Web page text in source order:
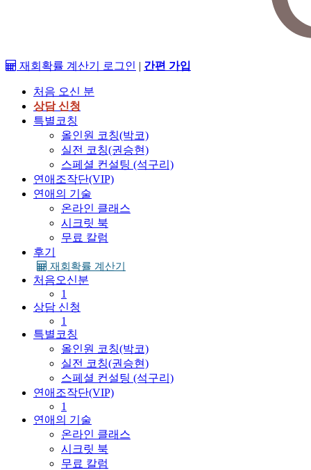
재회확률 계산기 로그인 | 간편 가입
처음 오신 분
상담 신청
특별코칭
올인원 코칭(박코)
실전 코칭(권승현)
스페셜 컨설팅 (석구리)
연애조작단(VIP)
연애의 기술
온라인 클래스
시크릿 북
무료 칼럼
후기
재회확률 계산기
처음오신분
1
상담 신청
1
특별코칭
올인원 코칭(박코)
실전 코칭(권승현)
스페셜 컨설팅 (석구리)
연애조작단(VIP)
1
연애의 기술
온라인 클래스
시크릿 북
무료 칼럼